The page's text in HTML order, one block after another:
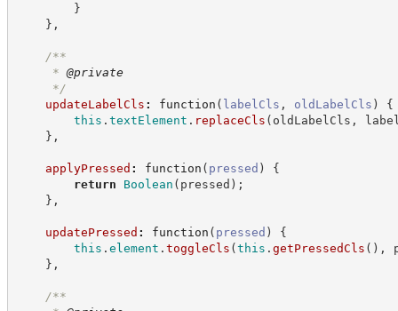
}
} ,
/**
* @private
*/
updateLabelCls : function ( labelCls , oldLabelCls )
{
this . textElement . replaceCls ( oldLabelCls ,
} ,
applyPressed : function ( pressed )
{
return
Boolean ( pressed ) ;
} ,
updatePressed : function ( pressed )
{
this . element . toggleCls (this . getPressedCls ( ) ,
} ,
/**